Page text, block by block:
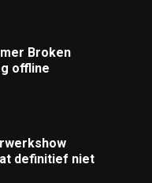
Broken
offline
definitief niet